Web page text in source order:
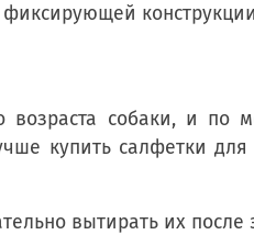
собаки, и по
купить салфетки
вытирать их после